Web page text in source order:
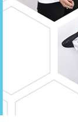
페이코 ID로 페